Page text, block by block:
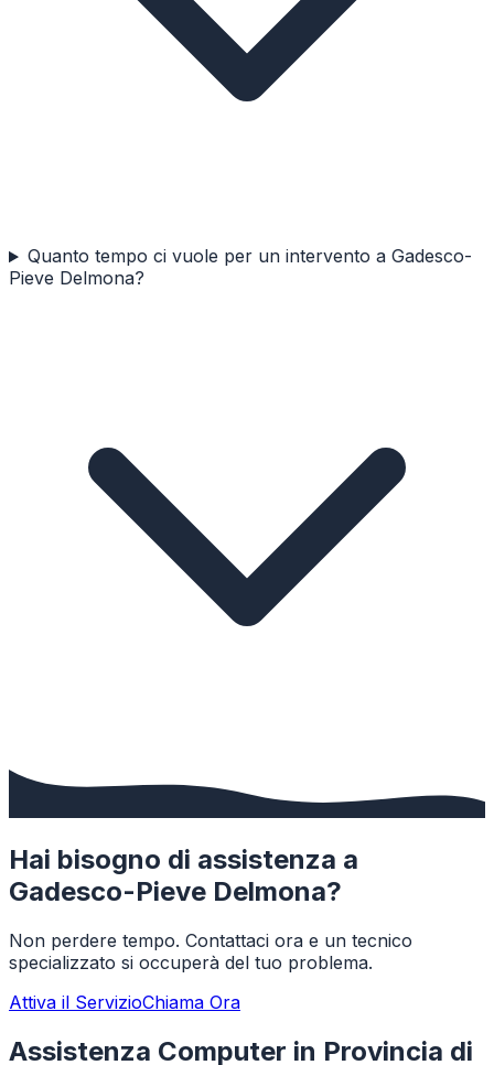
Quanto tempo ci vuole per un intervento a Gadesco-
Pieve Delmona?
Hai bisogno di assistenza a
Gadesco-Pieve Delmona?
Non perdere tempo. Contattaci ora e un tecnico
specializzato si occuperà del tuo problema.
Attiva il ServizioChiama Ora
Assistenza Computer in Provincia di